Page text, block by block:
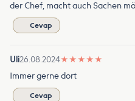
der Chef, macht auch Sachen
Cevap
Uli26.08.2024★ ★ ★ ★ ★
Immer gerne dort
Cevap